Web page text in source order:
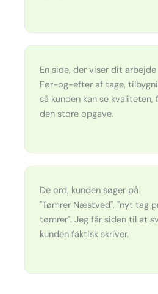
En side, der viser dit arbejde
Før-og-efter af tage,
så kunden kan se kvaliteten,
den store opgave.
De ord, kunden søger på
"Tømrer Næstved", "nyt tag
tømrer". Jeg får siden til at
kunden faktisk skriver.